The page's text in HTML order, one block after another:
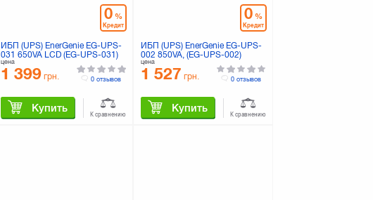
0 %
Кредит
ИБП (UPS) EnerGenie EG-UPS-
031 650VA LCD (EG-UPS-031)
цена
1 399 грн.
Купить
0 отзывов
К сравнению
0 %
Кредит
ИБП (UPS) EnerGenie EG-UPS-
002 850VA, (EG-UPS-002)
цена
1 527 грн.
Купить
0 отзывов
К сравнению